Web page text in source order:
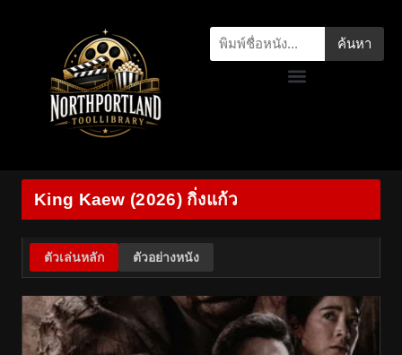
ค้นหา
King Kaew (2026) กิ่งแก้ว
ตัวเล่นหลัก ตัวอย่างหนัง